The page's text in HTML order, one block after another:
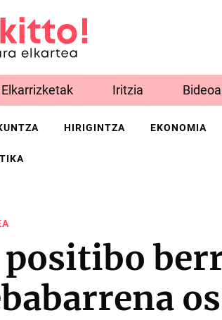
Elkarrizketak Iritzia
HIRIGINTZA EKONOMIA
positibo